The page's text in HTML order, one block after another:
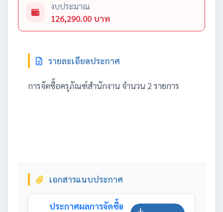
งบประมาณ
126,290.00 บาท
รายละเอียดประกาศ
การจัดซื้อครุภัณฑ์สำนักงาน จำนวน 2 รายการ
เอกสารแนบประกาศ
ประกาศผลการจัดซื้อ